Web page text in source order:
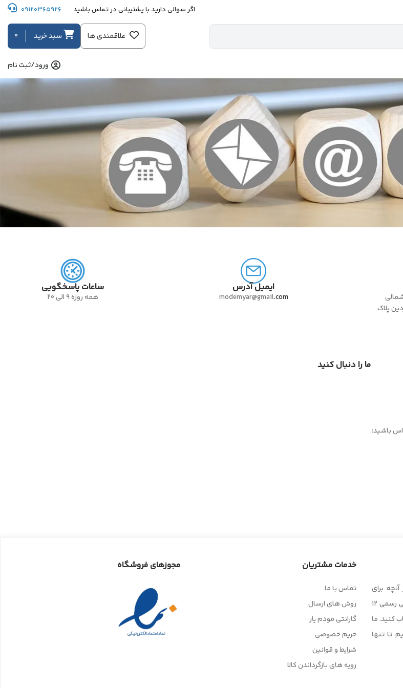
اگر سوالی دارید با پشتیبانی در تماس باشید 09120365926
علاقمندی ها سبد خرید 0
ورود/ثبت نام
شهر جدید پرند فاز 4 شمالی
خیابان 12 فروردین پلاک
ایمیل آدرس
modemyar@gmail.com
ساعات پاسخگویی
همه روزه 9 الی 20
ما را دنبال کنید
باشید:
برای
دسترسی به اینترنت پرسرعت نیاز دارید در اختیار شما قرار می‌دهد. با خرید از مودم‌یار، از گارانتی رسمی ۱۲
کنید. ما
تا تنها
خدمات مشتریان
تماس با ما
روش های ارسال
گارانتی مودم یار
حریم خصوصی
شرایط و قوانین
رویه های بازگرداندن کالا
مجوزهای فروشگاه